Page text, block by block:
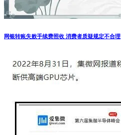
网银转账失败手续费照收 消费者质疑规定不合理